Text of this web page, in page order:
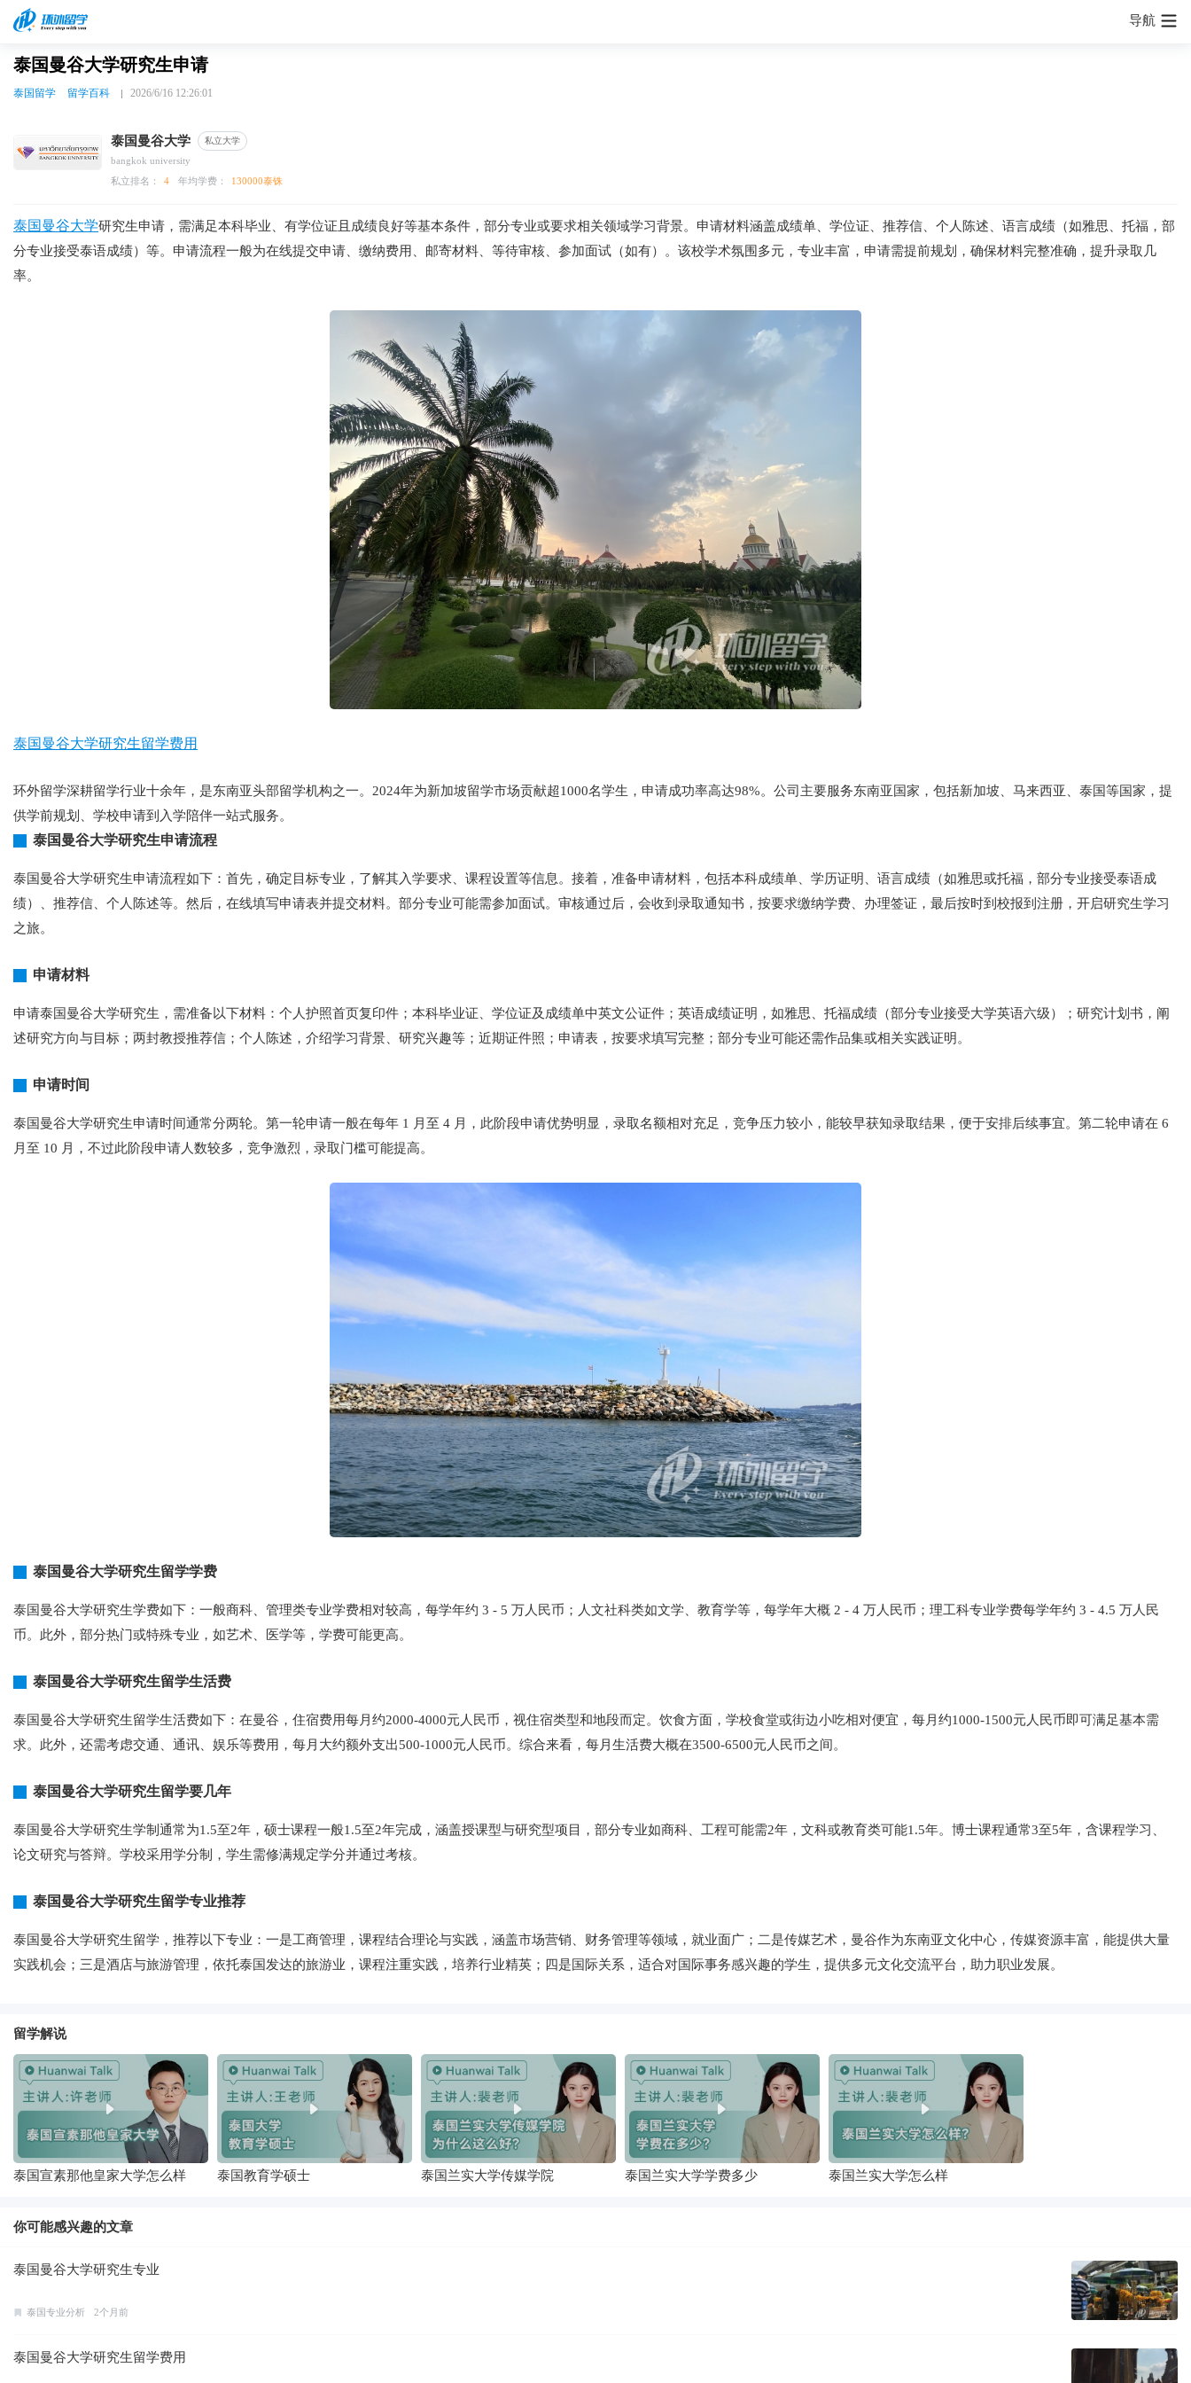
导航
泰国曼谷大学研究生申请
泰国留学 留学百科 2026/6/16 12:26:01
泰国曼谷大学 私立大学
bangkok university
私立排名：
4 年均学费： 130000泰铢
泰国曼谷大学研究生申请，需满足本科毕业、有学位证且成绩良好等基本条件，部分专业或要求相关领域学习背景。申请材料涵盖成绩单、学位证、推荐信、个人陈述、语言成绩（如雅思、托福，部
分专业接受泰语成绩）等。申请流程一般为在线提交申请、缴纳费用、邮寄材料、等待审核、参加面试（如有）。该校学术氛围多元，专业丰富，申请需提前规划，确保材料完整准确，提升录取几
率。
泰国曼谷大学研究生留学费用
环外留学深耕留学行业十余年，是东南亚头部留学机构之一。2024年为新加坡留学市场贡献超1000名学生，申请成功率高达98%。公司主要服务东南亚国家，包括新加坡、马来西亚、泰国等国家，提
供学前规划、学校申请到入学陪伴一站式服务。
泰国曼谷大学研究生申请流程
泰国曼谷大学研究生申请流程如下：首先，确定目标专业，了解其入学要求、课程设置等信息。接着，准备申请材料，包括本科成绩单、学历证明、语言成绩（如雅思或托福，部分专业接受泰语成
绩）、推荐信、个人陈述等。然后，在线填写申请表并提交材料。部分专业可能需参加面试。审核通过后，会收到录取通知书，按要求缴纳学费、办理签证，最后按时到校报到注册，开启研究生学习
之旅。
申请材料
申请泰国曼谷大学研究生，需准备以下材料：个人护照首页复印件；本科毕业证、学位证及成绩单中英文公证件；英语成绩证明，如雅思、托福成绩（部分专业接受大学英语六级）；研究计划书，阐
述研究方向与目标；两封教授推荐信；个人陈述，介绍学习背景、研究兴趣等；近期证件照；申请表，按要求填写完整；部分专业可能还需作品集或相关实践证明。
申请时间
泰国曼谷大学研究生申请时间通常分两轮。第一轮申请一般在每年 1 月至 4 月，此阶段申请优势明显，录取名额相对充足，竞争压力较小，能较早获知录取结果，便于安排后续事宜。第二轮申请在 6
月至 10 月，不过此阶段申请人数较多，竞争激烈，录取门槛可能提高。
泰国曼谷大学研究生留学学费
泰国曼谷大学研究生学费如下：一般商科、管理类专业学费相对较高，每学年约 3 - 5 万人民币；人文社科类如文学、教育学等，每学年大概 2 - 4 万人民币；理工科专业学费每学年约 3 - 4.5 万人民
币。此外，部分热门或特殊专业，如艺术、医学等，学费可能更高。
泰国曼谷大学研究生留学生活费
泰国曼谷大学研究生留学生活费如下：在曼谷，住宿费用每月约2000-4000元人民币，视住宿类型和地段而定。饮食方面，学校食堂或街边小吃相对便宜，每月约1000-1500元人民币即可满足基本需
求。此外，还需考虑交通、通讯、娱乐等费用，每月大约额外支出500-1000元人民币。综合来看，每月生活费大概在3500-6500元人民币之间。
泰国曼谷大学研究生留学要几年
泰国曼谷大学研究生学制通常为1.5至2年，硕士课程一般1.5至2年完成，涵盖授课型与研究型项目，部分专业如商科、工程可能需2年，文科或教育类可能1.5年。博士课程通常3至5年，含课程学习、
论文研究与答辩。学校采用学分制，学生需修满规定学分并通过考核。
泰国曼谷大学研究生留学专业推荐
泰国曼谷大学研究生留学，推荐以下专业：一是工商管理，课程结合理论与实践，涵盖市场营销、财务管理等领域，就业面广；二是传媒艺术，曼谷作为东南亚文化中心，传媒资源丰富，能提供大量
实践机会；三是酒店与旅游管理，依托泰国发达的旅游业，课程注重实践，培养行业精英；四是国际关系，适合对国际事务感兴趣的学生，提供多元文化交流平台，助力职业发展。
留学解说
泰国宣素那他皇家大学怎么样 泰国教育学硕士 泰国兰实大学传媒学院 泰国兰实大学学费多少 泰国兰实大学怎么样
你可能感兴趣的文章
泰国曼谷大学研究生专业
泰国专业分析 2个月前
泰国曼谷大学研究生留学费用